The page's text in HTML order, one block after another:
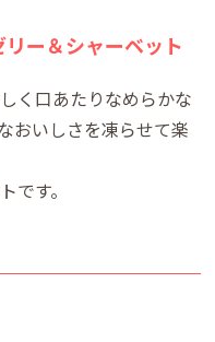
ー＆シャーベット
く口あたりなめらかな
おいしさを凍らせて楽
です。